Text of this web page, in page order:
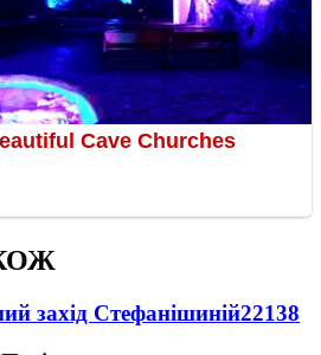
захід Стефанішиній22138